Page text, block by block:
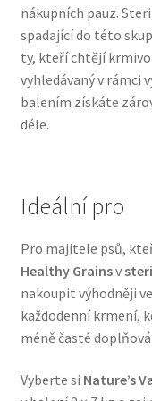
Purizon pro psy —
Royal Canin pro
Veterinární dieta
Wolf of Wilderness
nákupních pauz.
spadající do této
ty, kteří chtějí
vyhledávaný v rámci
balením získáte
déle.
Ideální pro
Pro majitele psů,
Healthy Grainsv
nakoupit výhodněji
každodenní krmení,
méně časté
Vyberte si Nature’s